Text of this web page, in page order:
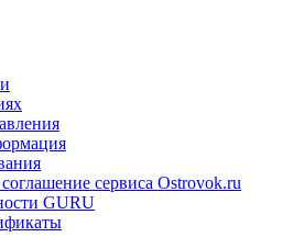
сервиса Ostrovok.ru
GURU